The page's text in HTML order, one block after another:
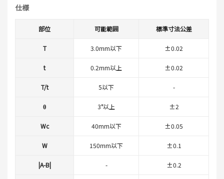
仕様
部位 可能範囲 標準寸法公差
T 3.0mm以下 ±0.02
t 0.2mm以上 ±0.02
T/t 5以下 -
θ 3°以上 ±2
Wc 40mm以下 ±0.05
W 150mm以下 ±0.1
|A-B| - ±0.2